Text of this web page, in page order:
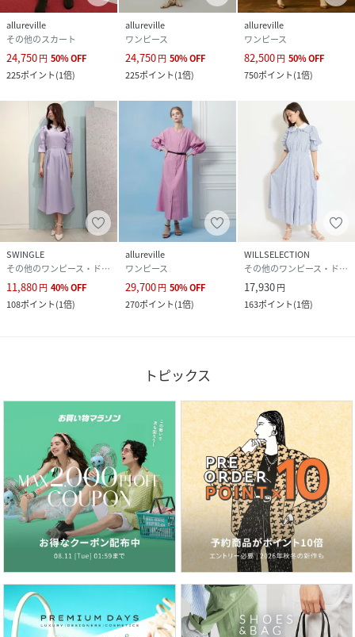
allureville
その他のスカート
24,750円 50%OFF
225ポイント(1倍)
allureville
ワンピース
24,750円 50%OFF
225ポイント(1倍)
allureville
ワンピース
82,500円 50%OFF
750ポイント(1倍)
SWINGLE
その他のワンピース・ドレス
11,880円 40%OFF
108ポイント(1倍)
allureville
ワンピース
29,700円 50%OFF
270ポイント(1倍)
WILLSELECTION
その他のワンピース・ドレス
17,930円
163ポイント(1倍)
トピックス